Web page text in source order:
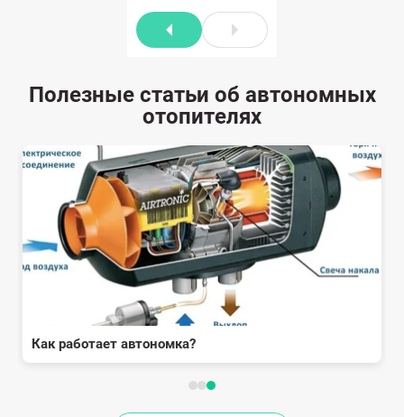
Полезные статьи об автономных
отопителях
Как работает автономка?